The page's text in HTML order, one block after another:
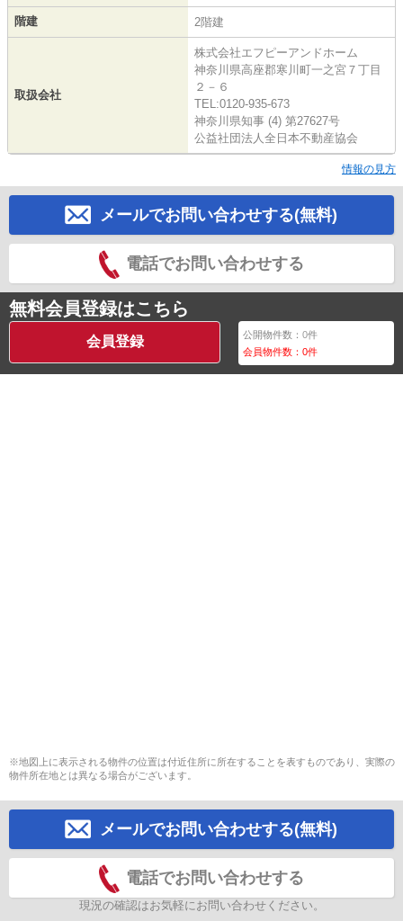
階建 2階建
取扱会社
株式会社エフピーアンドホーム
神奈川県高座郡寒川町一之宮７丁目
２－６
TEL:0120-935-673
神奈川県知事 (4) 第27627号
公益社団法人全日本不動産協会
情報の見方
メールでお問い合わせする(無料)
電話でお問い合わせする
無料会員登録はこちら
会員登録 公開物件数：0件
会員物件数：0件
※地図上に表示される物件の位置は付近住所に所在することを表すものであり、実際の
物件所在地とは異なる場合がございます。
メールでお問い合わせする(無料)
電話でお問い合わせする
現況の確認はお気軽にお問い合わせください。